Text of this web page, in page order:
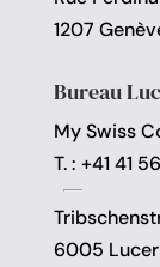
1207
Bureau
My Swiss
T. : +41 41
6005